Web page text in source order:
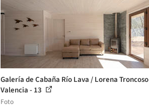
Galería de Cabaña Río Lava / Lorena Troncoso
Valencia - 13
Foto